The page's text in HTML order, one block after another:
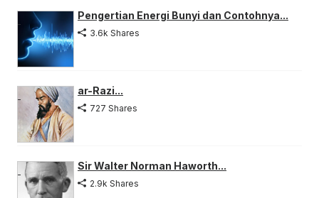
Pengertian Energi Bunyi dan Contohnya...
3.6k Shares
ar-Razi...
727 Shares
Sir Walter Norman Haworth...
2.9k Shares